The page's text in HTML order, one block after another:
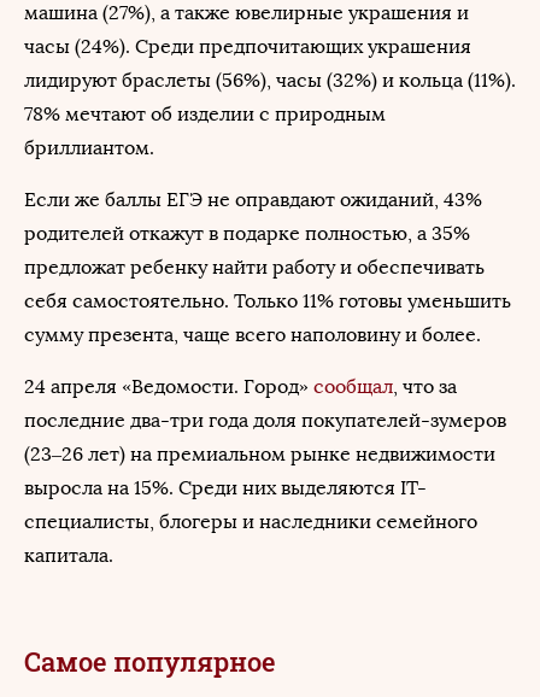
машина (27%), а также ювелирные украшения и
часы (24%). Среди предпочитающих украшения
лидируют браслеты (56%), часы (32%) и кольца (11%).
78% мечтают об изделии с природным
бриллиантом.
Если же баллы ЕГЭ не оправдают ожиданий, 43%
родителей откажут в подарке полностью, а 35%
предложат ребенку найти работу и обеспечивать
себя самостоятельно. Только 11% готовы уменьшить
сумму презента, чаще всего наполовину и более.
24 апреля «Ведомости. Город» сообщал, что за
последние два-три года доля покупателей-зумеров
(23–26 лет) на премиальном рынке недвижимости
выросла на 15%. Среди них выделяются IT-
специалисты, блогеры и наследники семейного
капитала.
Самое популярное